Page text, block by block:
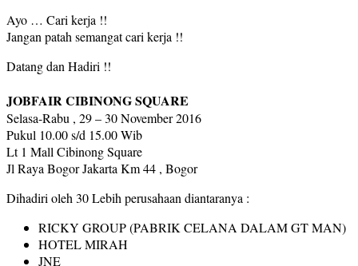
Ayo … Cari kerja !!
Jangan patah semangat cari kerja !!
Datang dan Hadiri !!
JOBFAIR CIBINONG SQUARE
Selasa-Rabu , 29 – 30 November 2016
Pukul 10.00 s/d 15.00 Wib
Lt 1 Mall Cibinong Square
Jl Raya Bogor Jakarta Km 44 , Bogor
Dihadiri oleh 30 Lebih perusahaan diantaranya :
RICKY GROUP (PABRIK CELANA DALAM GT MAN)
HOTEL MIRAH
JNE